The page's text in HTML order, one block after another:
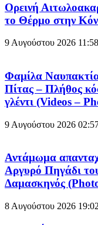
Ορεινή
το Θέρμο στην
9 Αυγούστου 2026 11:58
Φαμίλα
Πίτας – Πλήθος
γλέντι (Videos –
9 Αυγούστου 2026
Αντάμωμα
Αργυρό Πηγάδι
Δαμασκηνός
8 Αυγούστου 2026 19:02